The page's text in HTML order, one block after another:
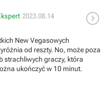
2023.08.14 
New Vegasowych
od reszty. No, może poza
strachliwych graczy, która
ukończyć w 10 minut.